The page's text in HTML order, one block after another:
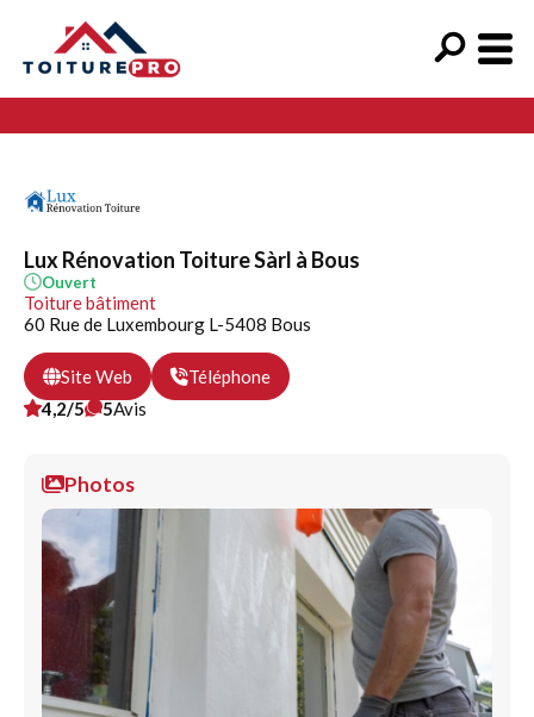
Lux Rénovation Toiture Sàrl à Bous
Ouvert
Toiture bâtiment
60 Rue de Luxembourg L-5408 Bous
Site Web
Téléphone
4,2/5
5Avis
Photos